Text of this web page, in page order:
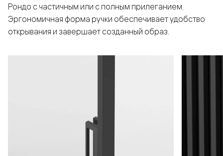
Рондо с частичным или с полным прилеганием.
Эргономичная форма ручки обеспечивает удобство
открывания и завершает созданный образ.